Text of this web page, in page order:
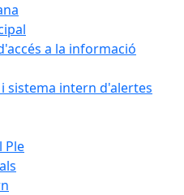
a la informació
sistema intern d'alertes
Ple